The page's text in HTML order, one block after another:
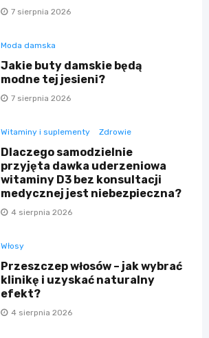
7 sierpnia 2026
Moda damska
Jakie buty damskie będą
modne tej jesieni?
7 sierpnia 2026
Witaminy i suplementy Zdrowie
Dlaczego samodzielnie
przyjęta dawka uderzeniowa
witaminy D3 bez konsultacji
medycznej jest niebezpieczna?
4 sierpnia 2026
Włosy
Przeszczep włosów – jak wybrać
klinikę i uzyskać naturalny
efekt?
4 sierpnia 2026